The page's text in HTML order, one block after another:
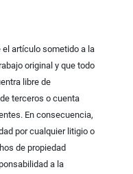
artículo sometido a la
original y que todo
libre de
terceros o cuenta
En consecuencia,
por cualquier litigio o
de propiedad
a la